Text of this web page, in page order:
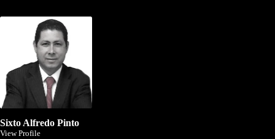
Sixto Alfredo Pinto
View Profile